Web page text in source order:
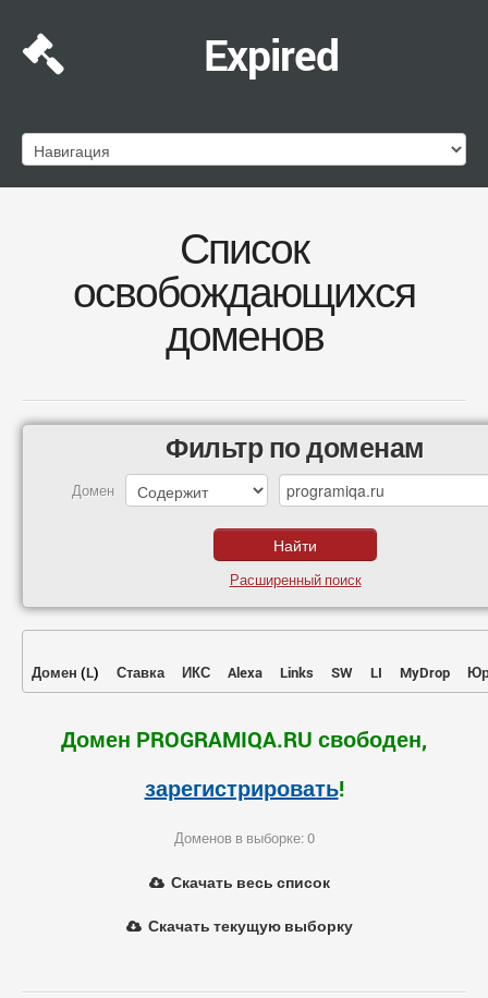
Expired
Список
освобождающихся
доменов
Фильтр по доменам
Домен
Расширенный поиск
Домен (L) Ставка ИКС Alexa Links SW LI MyDrop
Домен PROGRAMIQA.RU свободен,
зарегистрировать!
Доменов в выборке: 0
Скачать весь список
Скачать текущую выборку